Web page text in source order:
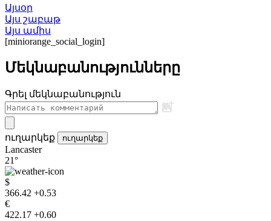
Այսօր
Այս շաբաթ
Այս ամիս
[miniorange_social_login]
Մեկնաբանությունները
Գրել մեկնաբանություն
ուղարկեք ուղարկեք
Lancaster
21°
$
366.42 +0.53
€
422.17 +0.60